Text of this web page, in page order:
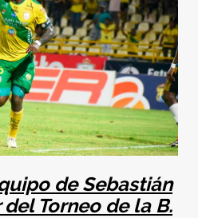
de Sebastián
Torneo de la B.